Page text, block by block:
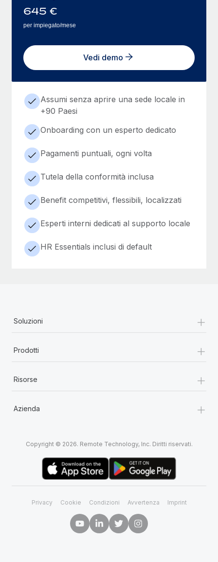
645 €
per impiegato/mese
Vedi demo
Assumi senza aprire una sede locale in
+90 Paesi
Onboarding con un esperto dedicato
Pagamenti puntuali, ogni volta
Tutela della conformità inclusa
Benefit competitivi, flessibili, localizzati
Esperti interni dedicati al supporto locale
HR Essentials inclusi di default
Soluzioni +
Prodotti +
Risorse +
Azienda +
Copyright © 2026. Remote Technology, Inc. Diritti riservati.
Privacy Cookie Condizioni Avvertenza Imprint